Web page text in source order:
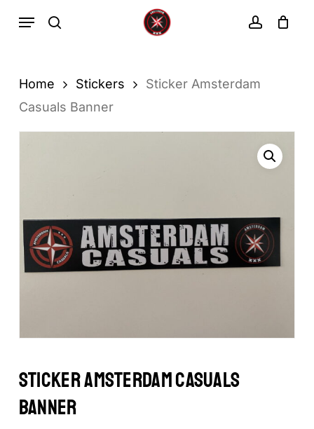
hoofdinhoud
zoekopdracht
Menu
Winkelwagen
Home Stickers
Sticker Amsterdam
Casuals Banner
STICKER AMSTERDAM CASUALS
BANNER